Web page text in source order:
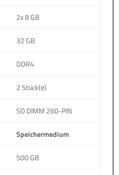
2x 8 GB
32 GB
DDR4
2 Stück(e)
SO DIMM 260-PIN
Speichermedium
500 GB